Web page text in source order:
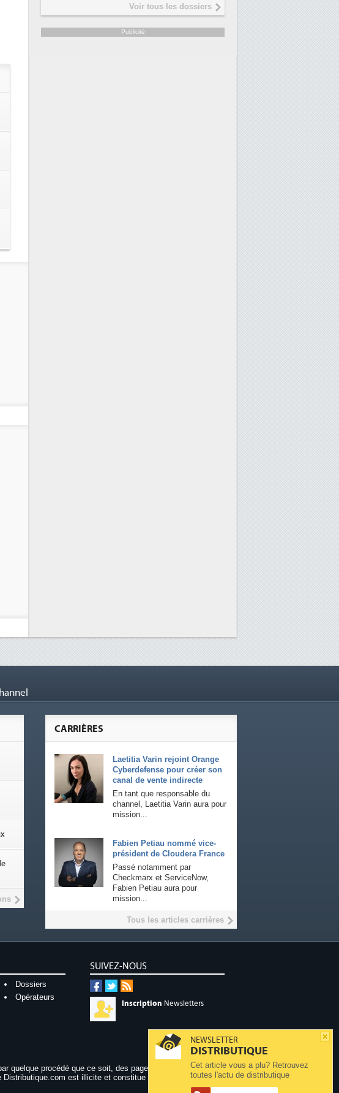
NEWSLETTER
DISTRIBUTIQUE
Cet article vous a plu? Retrouvez
toutes l'actu de distributique
Voir tous les dossiers
Publicité
CARRIÈRES
Laetitia Varin rejoint Orange
Cyberdefense pour créer son
canal de vente indirecte
En tant que responsable du
channel, Laetitia Varin aura pour
mission...
Fabien Petiau nommé vice-
président de Cloudera France
Passé notamment par
Checkmarx et ServiceNow,
Fabien Petiau aura pour
mission...
Tous les articles carrières
SUIVEZ-NOUS
Inscription Newsletters
Dossiers
Opérateurs
quelque procédé que ce soit, des pages publiées sur ce site,
est illicite et constitue une contrefaçon.